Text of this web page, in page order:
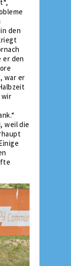
den
er den
war er
wir
weil die